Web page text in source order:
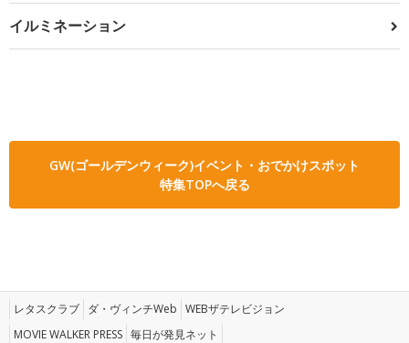
イルミネーション
GW(ゴールデンウィーク)イベント・おでかけスポット
特集TOPへ戻る
レタスクラブ ダ・ヴィンチWeb WEBザテレビジョン
MOVIE WALKER PRESS 毎日が発見ネット